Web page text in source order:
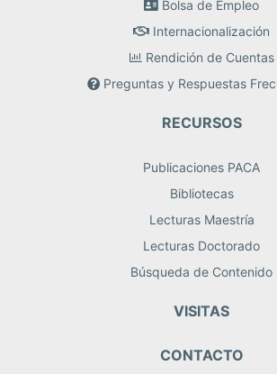
Bolsa de Empleo
Internacionalización
Rendición de Cuentas
Preguntas y Respuestas
RECURSOS
Publicaciones PACA
Bibliotecas
Lecturas Maestría
Lecturas Doctorado
Búsqueda de Contenido
VISITAS
CONTACTO